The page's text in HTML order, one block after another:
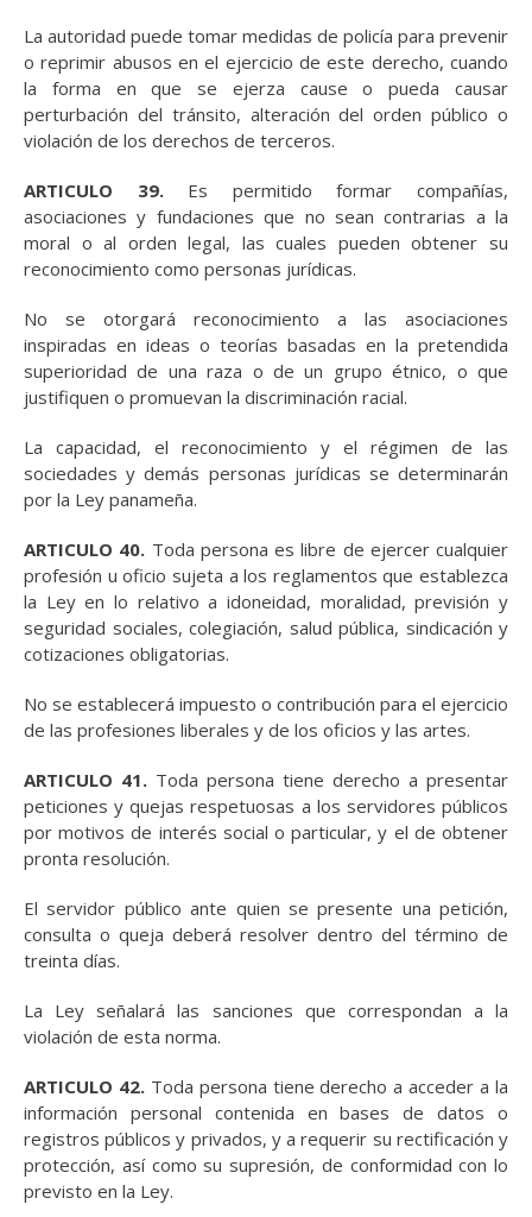
La autoridad puede tomar medidas de policía para prevenir
o reprimir abusos en el ejercicio de este derecho, cuando
la forma en que se ejerza cause o pueda causar
perturbación del tránsito, alteración del orden público o
violación de los derechos de terceros.
ARTICULO 39.Es permitido formar compañías,
asociaciones y fundaciones que no sean contrarias a la
moral o al orden legal, las cuales pueden obtener su
reconocimiento como personas jurídicas.
No se otorgará reconocimiento a las asociaciones
inspiradas en ideas o teorías basadas en la pretendida
superioridad de una raza o de un grupo étnico, o que
justifiquen o promuevan la discriminación racial.
La capacidad, el reconocimiento y el régimen de las
sociedades y demás personas jurídicas se determinarán
por la Ley panameña.
ARTICULO 40. Toda persona es libre de ejercer cualquier
profesión u oficio sujeta a los reglamentos que establezca
la Ley en lo relativo a idoneidad, moralidad, previsión y
seguridad sociales, colegiación, salud pública, sindicación y
cotizaciones obligatorias.
No se establecerá impuesto o contribución para el ejercicio
de las profesiones liberales y de los oficios y las artes.
ARTICULO 41. Toda persona tiene derecho a presentar
peticiones y quejas respetuosas a los servidores públicos
por motivos de interés social o particular, y el de obtener
pronta resolución.
El servidor público ante quien se presente una petición,
consulta o queja deberá resolver dentro del término de
treinta días.
La Ley señalará las sanciones que correspondan a la
violación de esta norma.
ARTICULO 42.Toda persona tiene derecho a acceder a la
información personal contenida en bases de datos o
registros públicos y privados, y a requerir su rectificación y
protección, así como su supresión, de conformidad con lo
previsto en la Ley.